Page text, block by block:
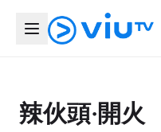
辣伙頭‧開火